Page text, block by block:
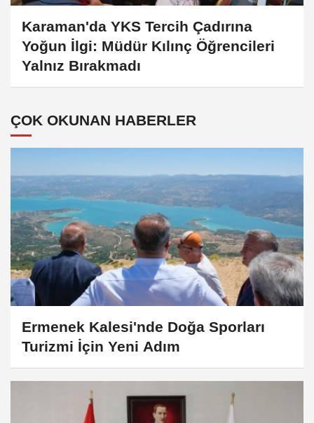
Karaman'da YKS Tercih Çadırına
Yoğun İlgi: Müdür Kılınç Öğrencileri
Yalnız Bırakmadı
ÇOK OKUNAN HABERLER
Ermenek Kalesi'nde Doğa Sporları
Turizmi İçin Yeni Adım